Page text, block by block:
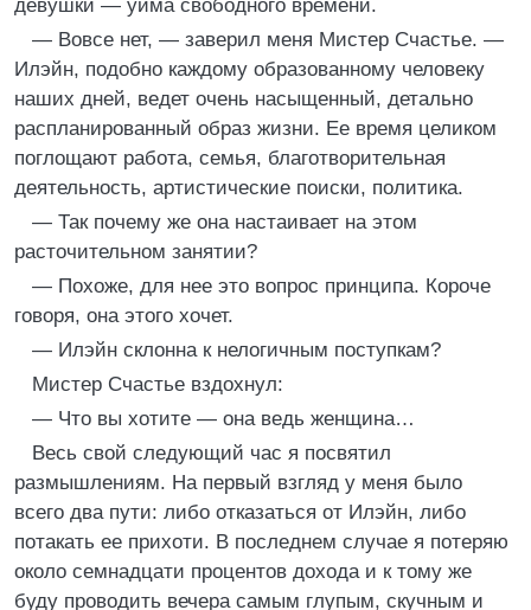
девушки — уйма свободного времени.
— Вовсе нет, — заверил меня Мистер Счастье. —
Илэйн, подобно каждому образованному человеку
наших дней, ведет очень насыщенный, детально
распланированный образ жизни. Ее время целиком
поглощают работа, семья, благотворительная
деятельность, артистические поиски, политика.
— Так почему же она настаивает на этом
расточительном занятии?
— Похоже, для нее это вопрос принципа. Короче
говоря, она этого хочет.
— Илэйн склонна к нелогичным поступкам?
Мистер Счастье вздохнул:
— Что вы хотите — она ведь женщина…
Весь свой следующий час я посвятил
размышлениям. На первый взгляд у меня было
всего два пути: либо отказаться от Илэйн, либо
потакать ее прихоти. В последнем случае я потеряю
около семнадцати процентов дохода и к тому же
буду проводить вечера самым глупым, скучным и